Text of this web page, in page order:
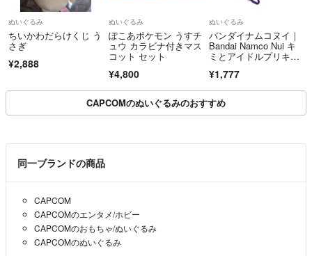
ぬいぐるみ
ちいかわだらけくじ う
さぎ
¥2,888
ぬいぐるみ
ぽこあポケモン うすチ
ュウ カラビナ付きマス
コット セット
¥4,800
ぬいぐるみ
バンダイナムコヌイ｜
Bandai Namco Nui キ
ミとアイドルプリキュ
ポーチ キュアキュンキ
ュン
¥1,777
CAPCOMのぬいぐるみのおすすめ
同一ブランドの商品
CAPCOM
CAPCOMのエンタメ/ホビー
CAPCOMのおもちゃ/ぬいぐるみ
CAPCOMのぬいぐるみ